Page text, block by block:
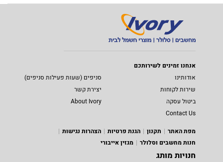
אנחנו זמינים לשירותכם
אודותינו
סניפים (שעות פעילות סניפים)
שירות לקוחות
יצירת קשר
ביטול עסקה
About Ivory
Contact Us
מפת האתר
תקנון הגנת פרטיות
הצהרות נגישות
חנות מחשבים וסלולר
מגזין אייבורי
חנויות מותג